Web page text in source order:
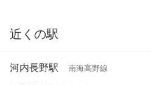
近くの駅
河内長野駅 南海高野線